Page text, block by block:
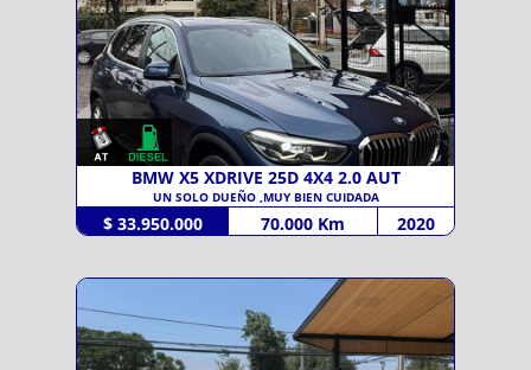
BMW X5 XDRIVE 25D 4X4 2.0 AUT
UN SOLO DUEÑO ,MUY BIEN CUIDADA
$ 33.950.000 70.000 Km 2020